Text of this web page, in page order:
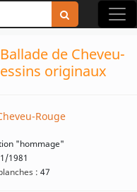
de Cheveu-
originaux
Rouge
"hommage"
1981
: 47